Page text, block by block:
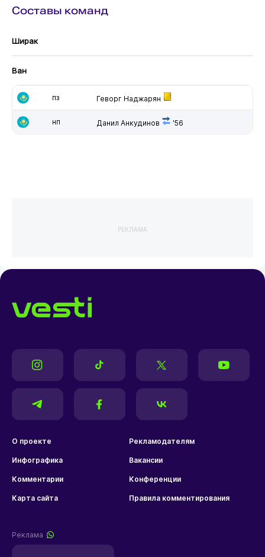
Составы команд
Ширак
Ван
пз Геворг Наджарян
нп Данил Анкудинов '56
РЕКЛАМА
О проекте Рекламодателям
Инфографика Вакансии
Комментарии Конференции
Карта сайта Правила комментирования
Реклама